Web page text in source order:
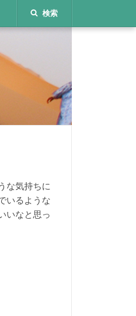
検索
な気持ちに
いるような
いなと思っ